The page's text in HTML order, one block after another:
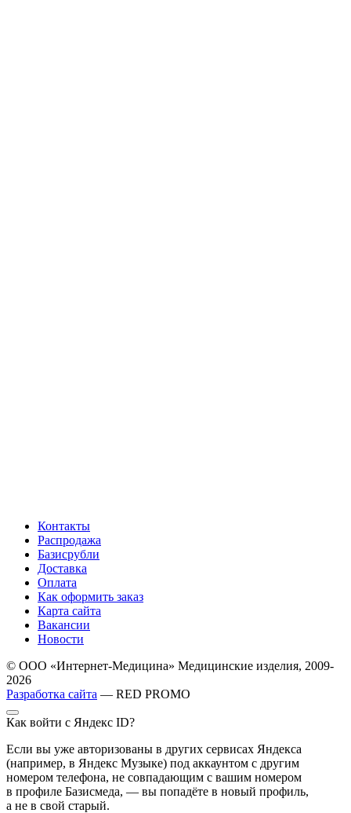
Контакты
Распродажа
Базисрубли
Доставка
Оплата
Как оформить заказ
Карта сайта
Вакансии
Новости
© ООО «Интернет-Медицина» Медицинские изделия, 2009-
2026
Разработка сайта — RED PROMO
Как войти с Яндекс ID?
Если вы уже авторизованы в других сервисах Яндекса
(например, в Яндекс Музыке) под аккаунтом с другим
номером телефона, не совпадающим с вашим номером
в профиле Базисмеда, — вы попадёте в новый профиль,
а не в свой старый.